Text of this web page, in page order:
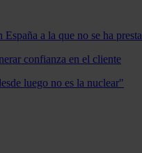
a la que no se ha
confianza en el cliente
luego no es la nuclear"